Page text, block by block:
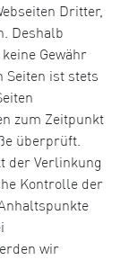
Dritter,
Deshalb
Gewähr
Seiten ist stets
zum Zeitpunkt
überprüft.
der Verlinkung
Kontrolle der
wir